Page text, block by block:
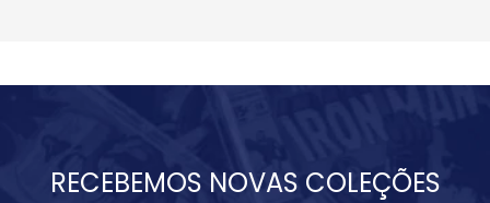
RECEBEMOS NOVAS COLEÇÕES